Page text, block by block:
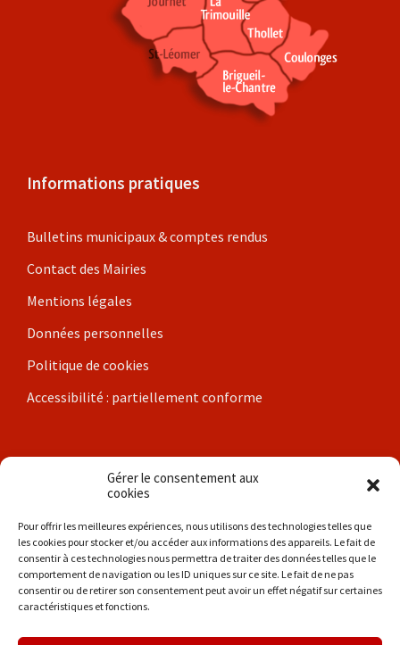
Gérer le consentement aux
cookies
Pour offrir les meilleures expériences, nous utilisons des technologies telles que
les cookies pour stocker et/ou accéder aux informations des appareils. Le fait de
consentir à ces technologies nous permettra de traiter des données telles que le
comportement de navigation ou les ID uniques sur ce site. Le fait de ne pas
consentir ou de retirer son consentement peut avoir un effet négatif sur certaines
caractéristiques et fonctions.
Informations pratiques
Bulletins municipaux & comptes rendus
Contact des Mairies
Mentions légales
Données personnelles
Politique de cookies
Accessibilité : partiellement conforme
Nos communes
Coulonges
Les Hérolles
La Trimouille